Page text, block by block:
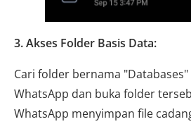
3. Akses Folder Basis Data:
Cari folder bernama
WhatsApp dan buka folder
WhatsApp menyimpan file